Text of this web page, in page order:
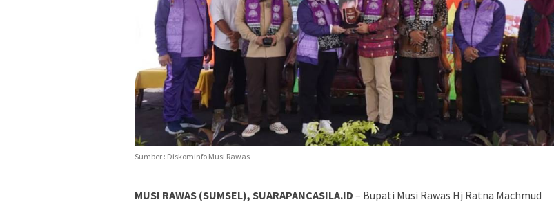
Sumber : Diskominfo Musi Rawas
MUSI RAWAS (SUMSEL), SUARAPANCASILA.ID – Bupati Musi Rawas Hj Ratna Machmud